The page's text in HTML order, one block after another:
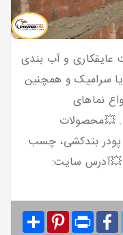
و آب بندی
سرامیک و همچنین
نماهای
💥محصولات
پودر بندکشی، چسب
آجر 💥شماره تماس: 09127511808 💥آدرس سایت:
SharePinterest Print
Facebook